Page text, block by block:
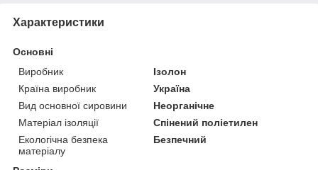
Характеристики
Основні
Виробник
Ізолон
Країна виробник
Україна
Вид основної сировини
Неорганічне
Матеріал ізоляції
Спінений поліетилен
Екологічна безпека
матеріалу
Безпечний